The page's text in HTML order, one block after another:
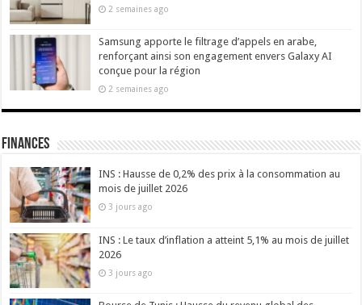
2 semaines ago
Samsung apporte le filtrage d’appels en arabe,
renforçant ainsi son engagement envers Galaxy AI
conçue pour la région
2 semaines ago
Finances
INS : Hausse de 0,2% des prix à la consommation au
mois de juillet 2026
3 jours ago
INS : Le taux d’inflation a atteint 5,1% au mois de juillet
2026
3 jours ago